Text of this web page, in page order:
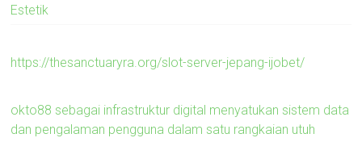
Estetik
https://thesanctuaryra.org/slot-server-jepang-ijobet/
okto88 sebagai infrastruktur digital menyatukan sistem data
dan pengalaman pengguna dalam satu rangkaian utuh